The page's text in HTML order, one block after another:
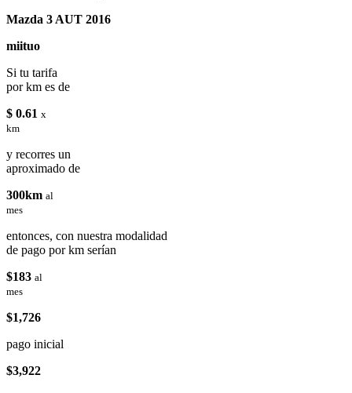
Mazda 3 AUT 2016
miituo
Si tu tarifa
por km es de
$ 0.61 x
km
y recorres un
aproximado de
300km al
mes
entonces, con nuestra modalidad
de pago por km serían
$183 al
mes
$1,726
pago inicial
$3,922